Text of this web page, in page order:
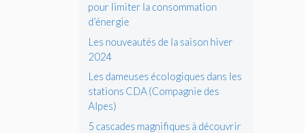
pour limiter la consommation
d’énergie
Les nouveautés de la saison hiver
2024
Les dameuses écologiques dans les
stations CDA (Compagnie des
Alpes)
5 cascades magnifiques à découvrir